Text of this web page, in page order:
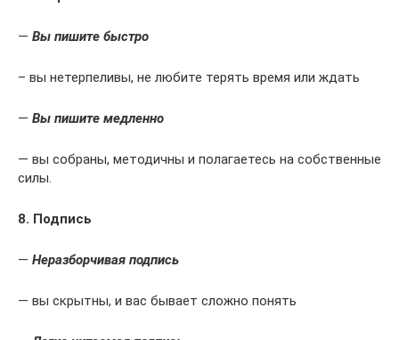
— Вы пишите быстро
– вы нетерпеливы, не любите терять время или ждать
— Вы пишите медленно
— вы собраны, методичны и полагаетесь на собственные
силы.
8. Подпись
— Неразборчивая подпись
— вы скрытны, и вас бывает сложно понять